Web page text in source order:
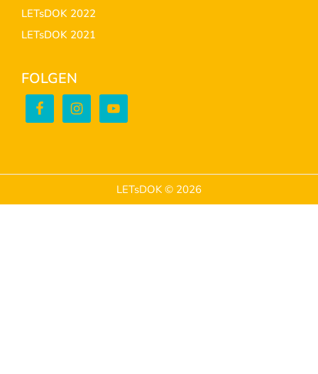
LETsDOK 2022
LETsDOK 2021
FOLGEN
LETsDOK © 2026